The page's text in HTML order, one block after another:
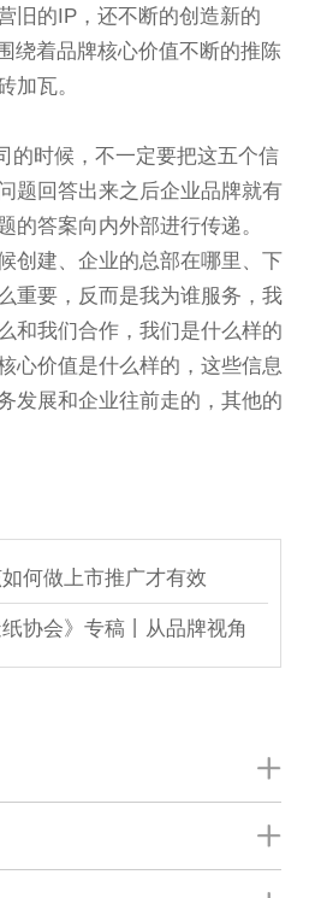
旧的IP，还不断的创造新的
绕着品牌核心价值不断的推陈
加瓦。
的时候，不一定要把这五个信
题回答出来之后企业品牌就有
的答案向内外部进行传递。
创建、企业的总部在哪里、下
重要，反而是我为谁服务，我
和我们合作，我们是什么样的
心价值是什么样的，这些信息
发展和企业往前走的，其他的
何做上市推广才有效
纸协会》专稿丨从品牌视角